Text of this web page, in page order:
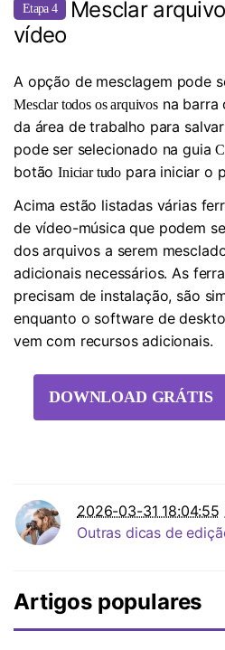
Etapa 4
Mesclar
vídeo
A opção de mesclagem pode
Mesclar todos os arquivos na barra
da área de trabalho para
pode ser selecionado na guia
botãoIniciar tudo para iniciar o
Acima estão listadas várias
de vídeo-música que podem
dos arquivos a serem
adicionais necessários. As
precisam de instalação, são
enquanto o software de
vem com recursos adicionais.
DOWNLOAD GRÁTIS
2026-03-31 18:04:55
Outras dicas de
Artigos populares